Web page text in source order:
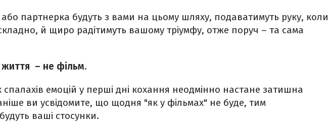
партнерка будуть з вами на цьому шляху, подаватимуть руку, коли
й щиро радітимуть вашому тріумфу, отже поруч – та сама
– не фільм.
спалахів емоцій у перші дні кохання неодмінно настане затишна
ви усвідомите, що щодня "як у фільмах" не буде, тим
ваші стосунки.